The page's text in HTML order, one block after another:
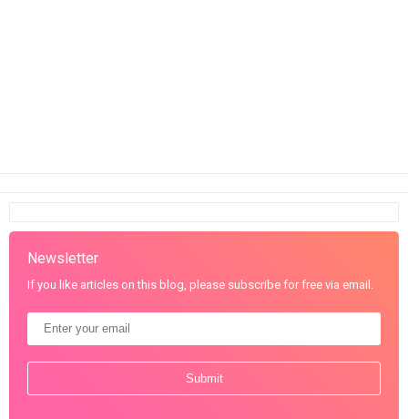
Newsletter
If you like articles on this blog, please subscribe for free via email.